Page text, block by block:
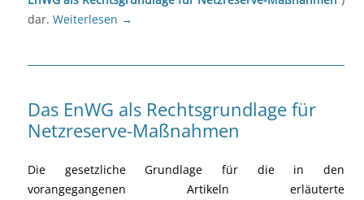
dar. Weiterlesen →
Das EnWG als Rechtsgrundlage für
Netzreserve-Maßnahmen
Die gesetzliche Grundlage für die in den
vorangegangenen Artikeln erläuterte